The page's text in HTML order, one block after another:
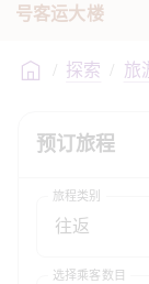
号客运大楼
/ 探索 / 旅
预订旅程
旅程类别
选择乘客数目